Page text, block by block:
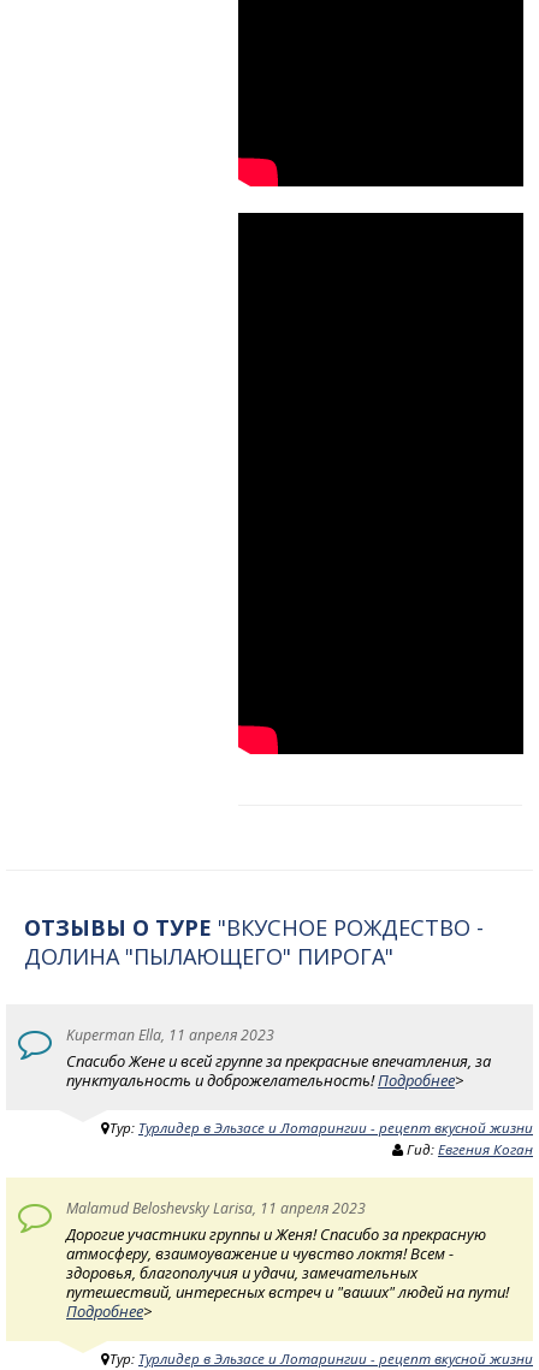
ОТЗЫВЫ О ТУРЕ "ВКУСНОЕ РОЖДЕСТВО -
ДОЛИНА "ПЫЛАЮЩЕГО" ПИРОГА"
Kuperman Ella, 11 апреля 2023
Спасибо Жене и всей группе за прекрасные впечатления, за
пунктуальность и доброжелательность!Подробнее>
Тур: Турлидер в Эльзасе и Лотарингии - рецепт вкусной жизни
Гид: Евгения Коган
Malamud Beloshevsky Larisa, 11 апреля 2023
Дорогие участники группы и Женя! Спасибо за прекрасную
атмосферу, взаимоуважение и чувство локтя! Всем -
здоровья, благополучия и удачи, замечательных
путешествий, интересных встреч и "ваших" людей на пути!
Подробнее>
Тур: Турлидер в Эльзасе и Лотарингии - рецепт вкусной жизни